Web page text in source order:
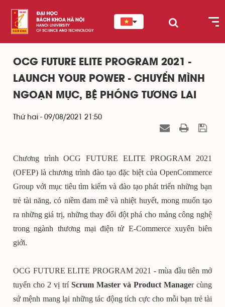
OCG FUTURE ELITE PROGRAM 2021 -
LAUNCH YOUR POWER - CHUYỂN MÌNH
NGOẠN MỤC, BỆ PHÓNG TƯƠNG LAI
Thứ hai - 09/08/2021 21:50
Chương trình OCG FUTURE ELITE PROGRAM 2021
(OFEP) là chương trình đào tạo đặc biệt của OpenCommerce
Group với mục tiêu tìm kiếm và đào tạo phát triển những bạn
trẻ tài năng, có niềm đam mê và nhiệt huyết, mong muốn tạo
ra những giá trị, những thay đổi đột phá cho mảng công nghệ
trong ngành thương mại điện tử E-Commerce xuyên biên
giới.
OCG FUTURE ELITE PROGRAM 2021 - mùa đầu tiên mở
tuyển cho 2 vị tríScrum Master và Product Manager cùng
sứ mệnh mang lại những tác động tích cực cho mỗi bạn trẻ tài